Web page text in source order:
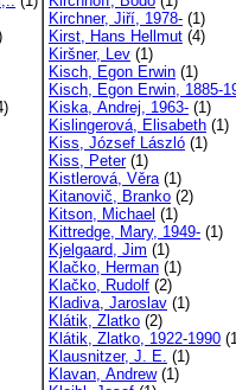
Kirchner, Jiří, 1978- (1)
Kirst, Hans Hellmut (4)
Kiršner, Lev (1)
Kisch, Egon Erwin (1)
Kisch, Egon Erwin, 1885-
Kiska, Andrej, 1963- (1)
Kislingerová, Elisabeth (1)
Kiss, József László (1)
Kiss, Peter(1)
Kistlerová, Věra(1)
Kitanovič, Branko (2)
Kitson, Michael (1)
Kittredge, Mary, 1949- (1)
Kjelgaard, Jim (1)
Klačko, Herman (1)
Klačko, Rudolf (2)
Kladiva, Jaroslav (1)
Klátik, Zlatko (2)
Klátik, Zlatko, 1922-1990
Klausnitzer, J. E. (1)
Klavan, Andrew(1)